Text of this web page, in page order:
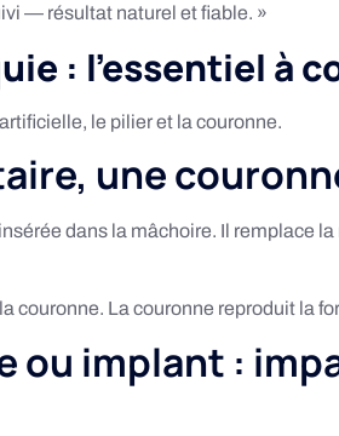
— résultat naturel et fiable. »
: l’essentiel à
le pilier et la couronne.
une
dans la mâchoire. Il remplace
couronne. La couronne reproduit la
ou implant :